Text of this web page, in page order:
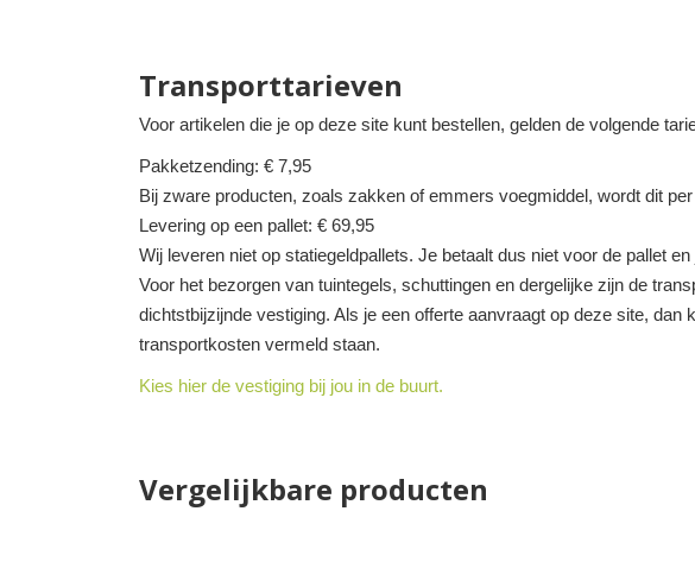
Transporttarieven
Voor artikelen die je op deze site kunt bestellen, gelden de volgende
Pakketzending: € 7,95
Bij zware producten, zoals zakken of emmers voegmiddel, wordt dit
Levering op een pallet: € 69,95
Wij leveren niet op statiegeldpallets. Je betaalt dus niet voor de pallet
Voor het bezorgen van tuintegels, schuttingen en dergelijke zijn de
dichtstbijzijnde vestiging. Als je een offerte aanvraagt op deze site,
transportkosten vermeld staan.
Kies hier de vestiging bij jou in de buurt.
Vergelijkbare producten